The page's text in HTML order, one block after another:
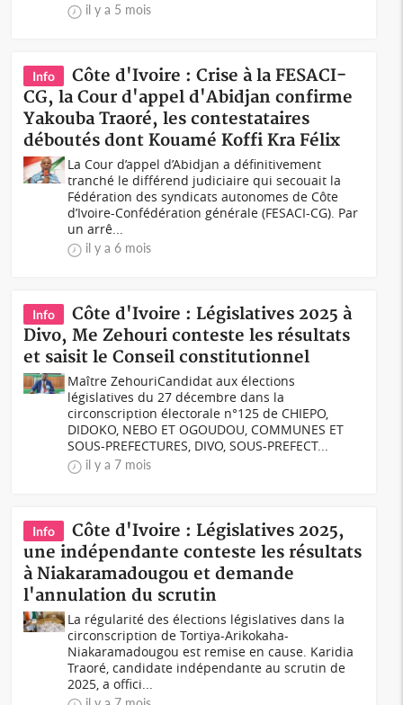
il y a 5 mois
Info
Côte d'Ivoire : Crise à la FESACI-
CG, la Cour d'appel d'Abidjan confirme
Yakouba Traoré, les contestataires
déboutés dont Kouamé Koffi Kra Félix
La Cour d’appel d’Abidjan a définitivement
tranché le différend judiciaire qui secouait la
Fédération des syndicats autonomes de Côte
d’Ivoire-Confédération générale (FESACI-CG). Par
un arrê...
il y a 6 mois
Info
Côte d'Ivoire : Législatives 2025 à
Divo, Me Zehouri conteste les résultats
et saisit le Conseil constitutionnel
Maître ZehouriCandidat aux élections
législatives du 27 décembre dans la
circonscription électorale n°125 de CHIEPO,
DIDOKO, NEBO ET OGOUDOU, COMMUNES ET
SOUS-PREFECTURES, DIVO, SOUS-PREFECT...
il y a 7 mois
Info
Côte d'Ivoire : Législatives 2025,
une indépendante conteste les résultats
à Niakaramadougou et demande
l'annulation du scrutin
La régularité des élections législatives dans la
circonscription de Tortiya-Arikokaha-
Niakaramadougou est remise en cause. Karidia
Traoré, candidate indépendante au scrutin de
2025, a offici...